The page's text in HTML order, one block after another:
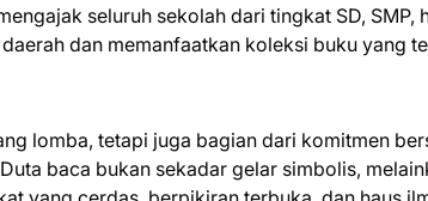
seluruh sekolah dari tingkat SD, SMP,
dan memanfaatkan koleksi buku yang
lomba, tetapi juga bagian dari komitmen
baca bukan sekadar gelar simbolis,